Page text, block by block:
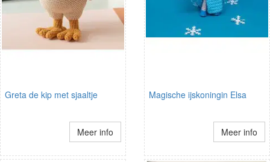
Greta de kip met sjaaltje
Meer info
Magische ijskoningin Elsa
Meer info